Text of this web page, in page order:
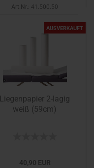
Art.Nr.: 41.500.50
AUSVERKAUFT
Liegenpapier 2-lagig
weiß (59cm)
40,90 EUR